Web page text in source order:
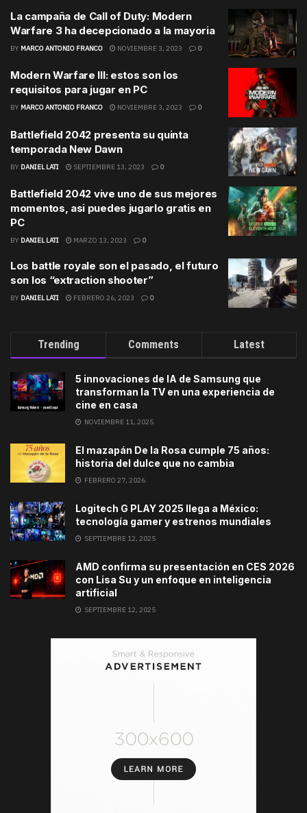
La campaña de Call of Duty: Modern
Warfare 3 ha decepcionado a la mayoria
BY MARCO ANTONIO FRANCO NOVIEMBRE 3, 2023 0
Modern Warfare III: estos son los
requisitos para jugar en PC
BY MARCO ANTONIO FRANCO NOVIEMBRE 3, 2023 0
Battlefield 2042 presenta su quinta
temporada New Dawn
BY DANIEL LATI SEPTIEMBRE 13, 2023 0
Battlefield 2042 vive uno de sus mejores
momentos, asi puedes jugarlo gratis en
PC
BY DANIEL LATI MARZO 13, 2023 0
Los battle royale son el pasado, el futuro
son los “extraction shooter”
BY DANIEL LATI FEBRERO 26, 2023 0
Trending Comments Latest
5 innovaciones de IA de Samsung que
transforman la TV en una experiencia de
cine en casa
NOVIEMBRE 11, 2025
El mazapán De la Rosa cumple 75 años:
historia del dulce que no cambia
FEBRERO 27, 2026
Logitech G PLAY 2025 llega a México:
tecnología gamer y estrenos mundiales
SEPTIEMBRE 12, 2025
AMD confirma su presentación en CES 2026
con Lisa Su y un enfoque en inteligencia
artificial
SEPTIEMBRE 12, 2025